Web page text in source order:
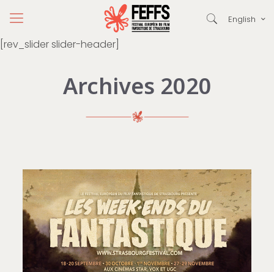
English
[rev_slider slider-header]
Archives 2020